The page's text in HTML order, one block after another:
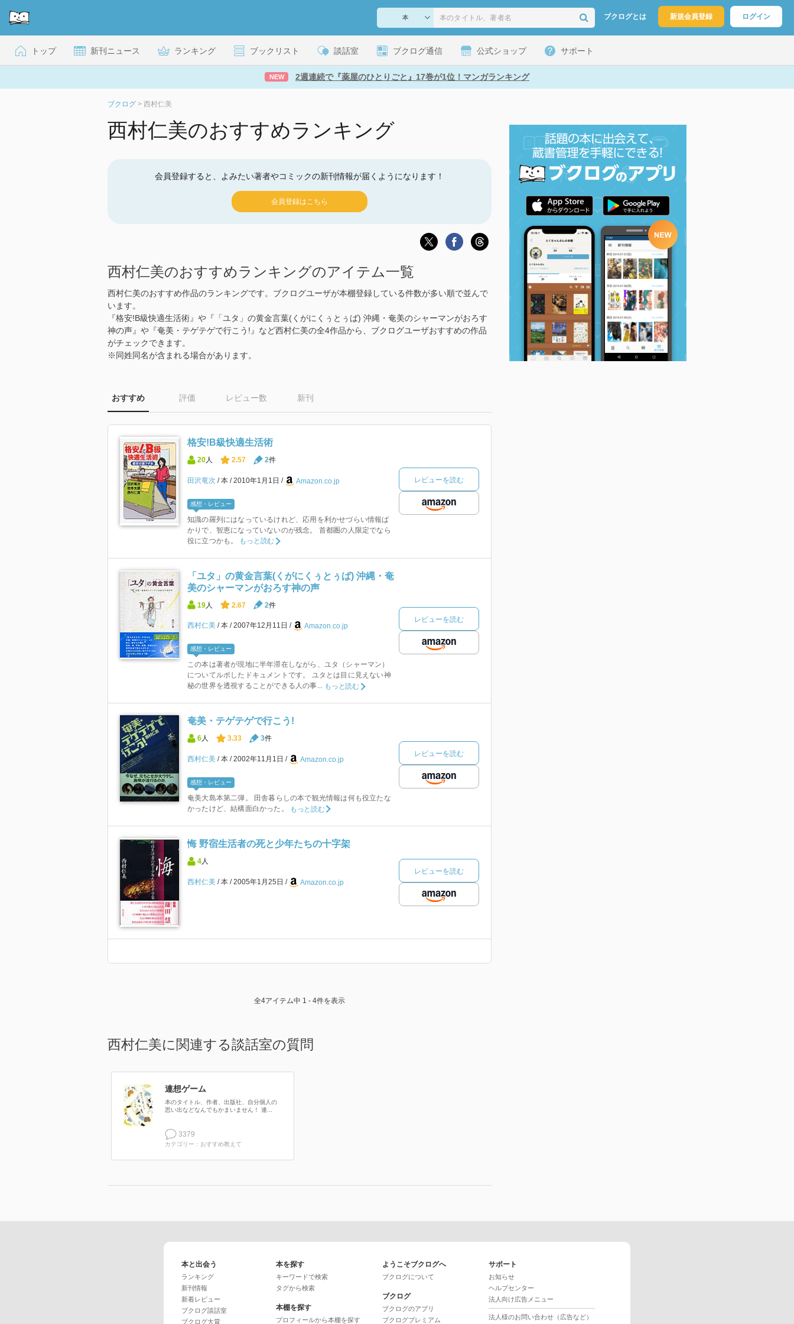
ブクログとは 新規会員登録 ログイン
トップ 新刊ニュース ランキング ブックリスト 談話室 ブクログ通信 公式ショップ サポート
NEW 2週連続で『薬屋のひとりごと』17巻が1位！マンガランキング
ブクログ > 西村仁美
西村仁美のおすすめランキング
会員登録すると、よみたい著者やコミックの新刊情報が届くようになります！
会員登録はこちら
西村仁美のおすすめランキングのアイテム一覧
西村仁美のおすすめ作品のランキングです。ブクログユーザが本棚登録している件数が多い順で並んで
います。
『格安!B級快適生活術』や『「ユタ」の黄金言葉(くがにくぅとぅば) 沖縄・奄美のシャーマンがおろす
神の声』や『奄美・テゲテゲで行こう!』など西村仁美の全4作品から、ブクログユーザおすすめの作品
がチェックできます。
※同姓同名が含まれる場合があります。
おすすめ 評価 レビュー数 新刊
格安!B級快適生活術
20人 2.57 2件
田沢竜次 本 2010年1月1日 Amazon.co.jp
感想・レビュー
知識の羅列にはなっているけれど、応用を利かせづらい情報ば
かりで、智恵になっていないのが残念。 首都圏の人限定でなら
役に立つかも。
もっと読む
レビューを読む
「ユタ」の黄金言葉(くがにくぅとぅば) 沖縄・奄
美のシャーマンがおろす神の声
19 人 2.67 2件
西村仁美 本 2007年12月11日 Amazon.co.jp
感想・レビュー
この本は著者が現地に半年滞在しながら、ユタ（シャーマン）
についてルポしたドキュメントです。 ユタとは目に見えない神
秘の世界を透視することができる人の事... もっと読む
レビューを読む
奄美・テゲテゲで行こう!
6人 3.33 3件
西村仁美 本 2002年11月1日 Amazon.co.jp
感想・レビュー
奄美大島本第二弾。 田舎暮らしの本で観光情報は何も役立たな
かったけど、結構面白かった。
もっと読む
レビューを読む
悔 野宿生活者の死と少年たちの十字架
4 人
西村仁美 本 2005年1月25日 Amazon.co.jp
レビューを読む
全4アイテム中 1 - 4件を表示
西村仁美に関連する談話室の質問
連想ゲーム
本のタイトル、作者、出版社、自分個人の
思い出などなんでもかまいません！ 連...
3379
カテゴリー：おすすめ教えて
本と出会う
ランキング
新刊情報
新着レビュー
ブクログ談話室
ブクログ大賞
本を探す
キーワードで検索
タグから検索
本棚を探す
プロフィールから本棚を探す
ようこそブクログへ
ブクログについて
ブクログ
ブクログのアプリ
ブクログプレミアム
サポート
お知らせ
ヘルプセンター
法人向け広告メニュー
法人様のお問い合わせ（広告など）